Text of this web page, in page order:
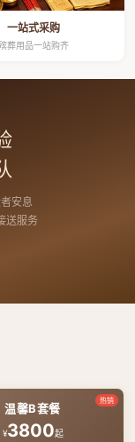
一站式采购
葬用品一站购齐
安息
送服务
热销
温馨B套餐
¥3800起